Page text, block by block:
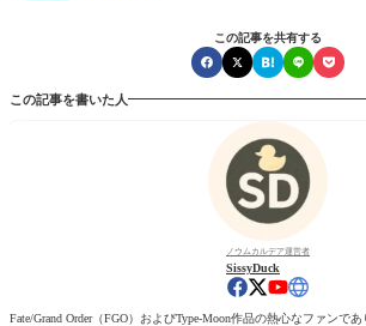
この記事を共有する
この記事を書いた人
ノウムカルデア運営者
SissyDuck
Fate/Grand Order（FGO）およびType-Moon作品の熱心なファンで